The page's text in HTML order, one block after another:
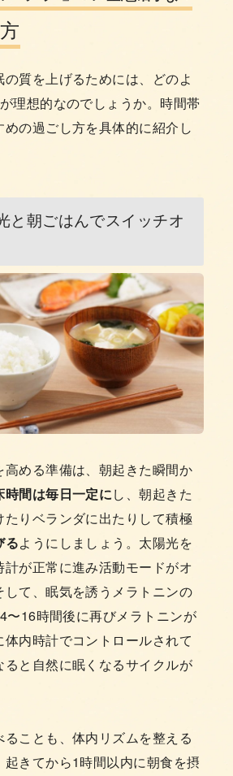
質を上げるためには、どのよ
理想的なのでしょうか。時間帯
の過ごし方を具体的に紹介し
と朝ごはんでスイッチオ
める準備は、朝起きた瞬間か
時間は毎日一定にし、朝起きた
たりベランダに出たりして積極
るようにしましょう。太陽光を
が正常に進み活動モードがオ
して、眠気を誘うメラトニンの
〜16時間後に再びメラトニンが
内時計でコントロールされて
ると自然に眠くなるサイクルが
ことも、体内リズムを整える
起きてから1時間以内に朝食を摂